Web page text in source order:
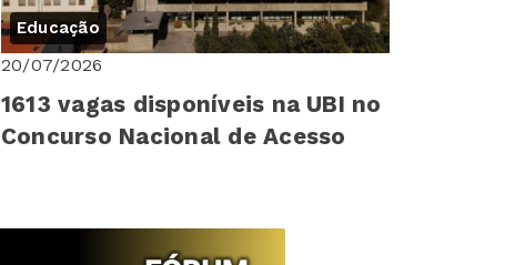
Educação
20/07/2026
1613 vagas disponíveis na UBI no
Concurso Nacional de Acesso